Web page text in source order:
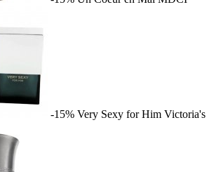
-15% Very Sexy for Him Victoria's